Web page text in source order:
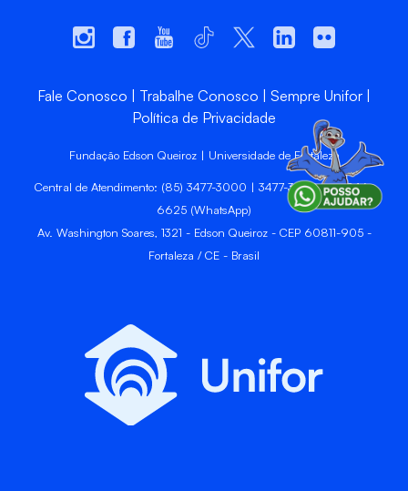
Fale Conosco Trabalhe Conosco
Sempre Unifor
Política de Privacidade
Fundação Edson Queiroz | Universidade de Fortaleza
Central de Atendimento: (85) 3477-3000 | 3477-3400 | 99246-
6625 (WhatsApp)
Av. Washington Soares, 1321 - Edson Queiroz - CEP 60811-905 -
Fortaleza / CE - Brasil